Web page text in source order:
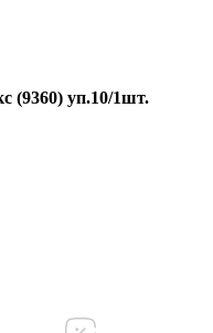
(9360) уп.10/1шт.